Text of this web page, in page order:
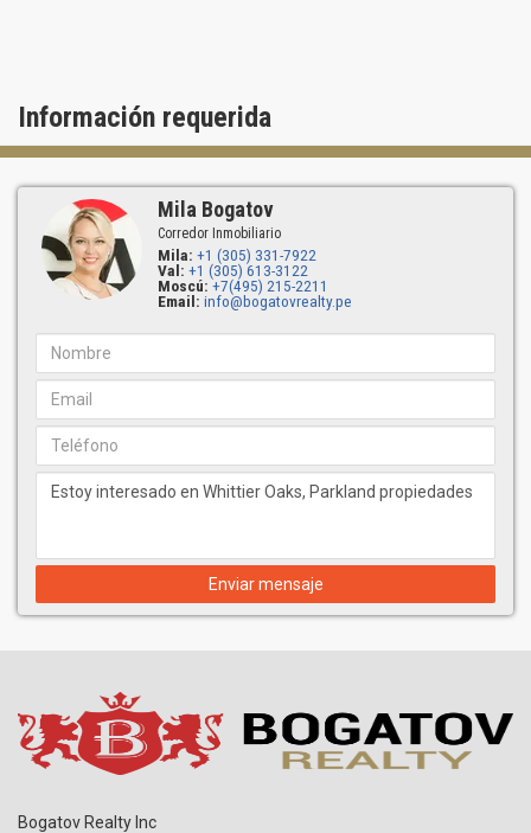
Información requerida
Mila Bogatov
Corredor Inmobiliario
Mila: +1 (305) 331-7922
Val: +1 (305) 613-3122
Moscú: +7(495) 215-2211
Email: info@bogatovrealty.pe
Enviar mensaje
Bogatov Realty Inc